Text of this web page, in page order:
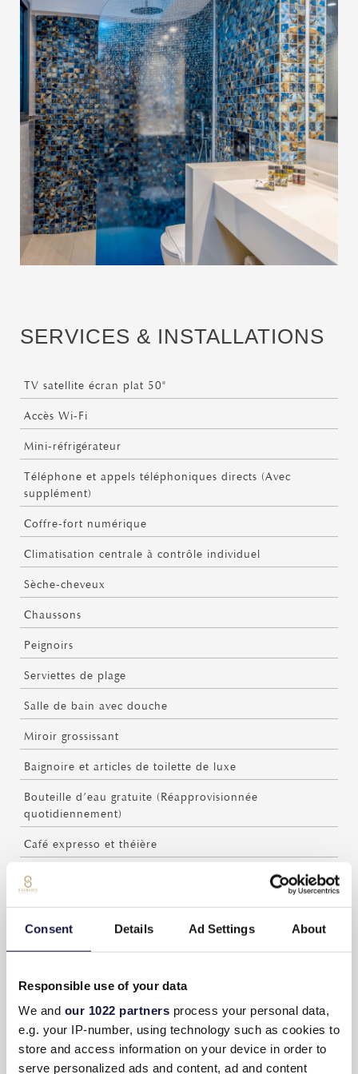
Consent Details Ad Settings About
Responsible use of your data
We and our 1022 partners process your personal data,
e.g. your IP-number, using technology such as cookies to
store and access information on your device in order to
serve personalized ads and content, ad and content
SERVICES & INSTALLATIONS
TV satellite écran plat 50"
Accès Wi-Fi
Mini-réfrigérateur
Téléphone et appels téléphoniques directs (Avec
supplément)
Coffre-fort numérique
Climatisation centrale à contrôle individuel
Sèche-cheveux
Chaussons
Peignoirs
Serviettes de plage
Salle de bain avec douche
Miroir grossissant
Baignoire et articles de toilette de luxe
Bouteille d’eau gratuite (Réapprovisionnée
quotidiennement)
Café expresso et théière
Café et thé gratuits (Réapprovisionné quotidiennement)
Terrasse privée avec mobilier de jardin
Piscine privée de 28 m2
Service de ménage quotidien
Balance
Chambres non-fumeur